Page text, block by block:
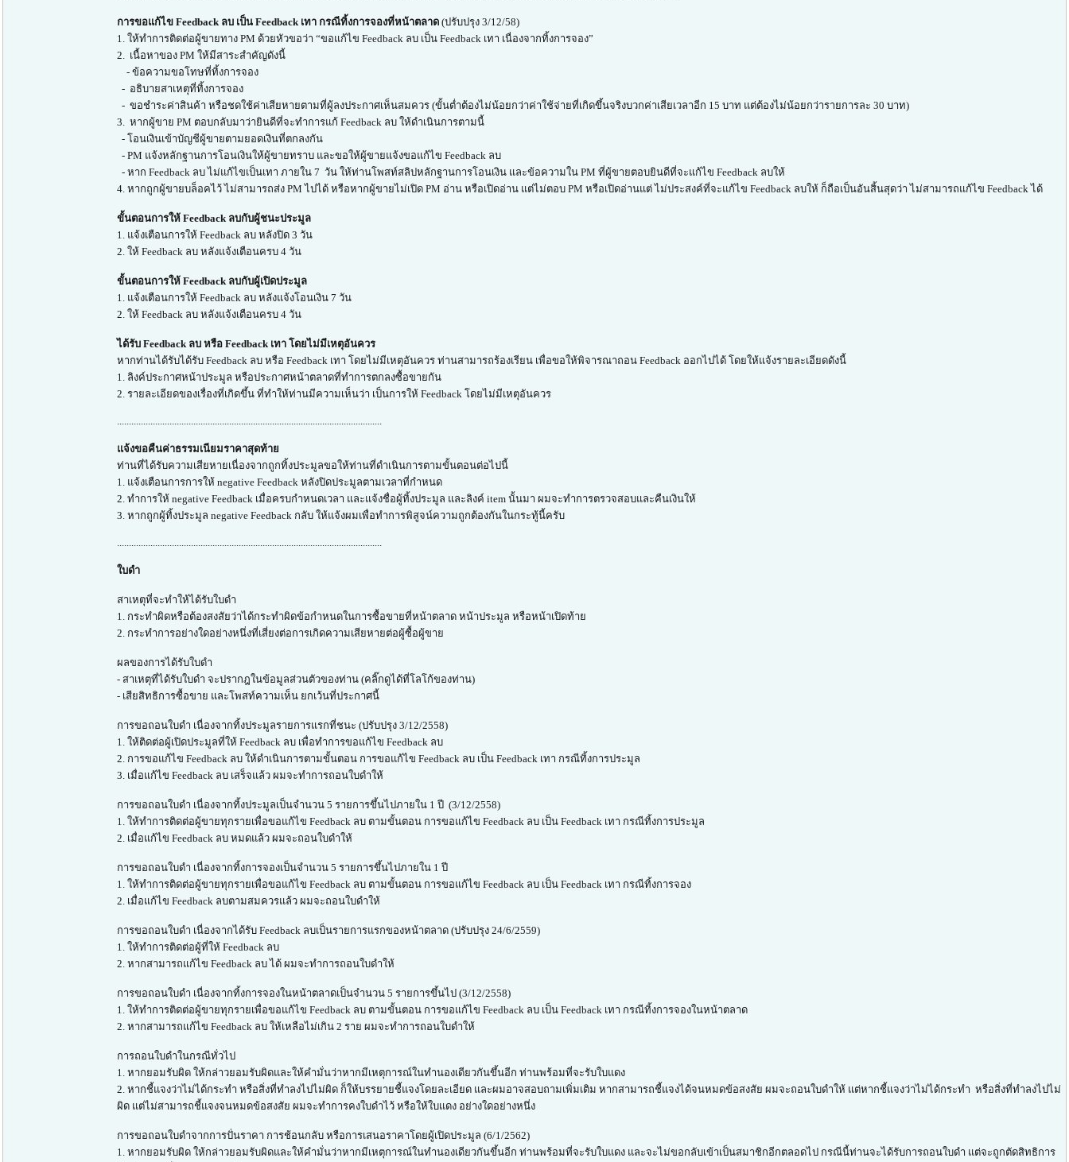
การขอแก้ไข Feedback ลบ เป็น Feedback เทา กรณีทิ้งการจองที่หน้าตลาด (ปรับปรุง 3/12/58)
1. ให้ทำการติดต่อผู้ขายทาง PM ด้วยหัวขอว่า “ขอแก้ไข Feedback ลบ เป็น Feedback เทา เนื่องจากทิ้งการจอง”
2. เนื้อหาของ PM ให้มีสาระสำคัญดังนี้
- ข้อความขอโทษที่ทิ้งการจอง
- อธิบายสาเหตุที่ทิ้งการจอง
- ขอชำระค่าสินค้า หรือชดใช้ค่าเสียหายตามที่ผู้ลงประกาศเห็นสมควร (ขั้นต่ำต้องไม่น้อยกว่าค่าใช้จ่ายที่เกิดขึ้นจริงบวกค่าเสียเวลาอีก 15 บาท แต่ต้องไม่น้อยกว่ารายการละ 30 บาท)
3. หากผู้ขาย PM ตอบกลับมาว่ายินดีที่จะทำการแก้ Feedback ลบ ให้ดำเนินการตามนี้
- โอนเงินเข้าบัญชีผู้ขายตามยอดเงินที่ตกลงกัน
- PM แจ้งหลักฐานการโอนเงินให้ผู้ขายทราบ และขอให้ผู้ขายแจ้งขอแก้ไข Feedback ลบ
- หาก Feedback ลบ ไม่แก้ไขเป็นเทา ภายใน 7 วัน ให้ท่านโพสท์สลิปหลักฐานการโอนเงิน และข้อความใน PM ที่ผู้ขายตอบยินดีที่จะแก้ไข Feedback ลบให้
4. หากถูกผู้ขายบล็อคไว้ ไม่สามารถส่ง PM ไปได้ หรือหากผู้ขายไม่เปิด PM อ่าน หรือเปิดอ่าน แต่ไม่ตอบ PM หรือเปิดอ่านแต่ ไม่ประสงค์ที่จะแก้ไข Feedback ลบให้ ก็ถือเป็นอันสิ้นสุดว่า ไม่สามารถแก้ไข Feedback ได้
ขั้นตอนการให้ Feedback ลบกับผู้ชนะประมูล
1. แจ้งเตือนการให้ Feedback ลบ หลังปิด 3 วัน
2. ให้ Feedback ลบ หลังแจ้งเตือนครบ 4 วัน
ขั้นตอนการให้ Feedback ลบกับผู้เปิดประมูล
1. แจ้งเตือนการให้ Feedback ลบ หลังแจ้งโอนเงิน 7 วัน
2. ให้ Feedback ลบ หลังแจ้งเตือนครบ 4 วัน
ได้รับ Feedback ลบ หรือ Feedback เทา โดยไม่มีเหตุอันควร
หากท่านได้รับได้รับ Feedback ลบ หรือ Feedback เทา โดยไม่มีเหตุอันควร ท่านสามารถร้องเรียน เพื่อขอให้พิจารณาถอน Feedback ออกไปได้ โดยให้แจ้งรายละเอียดดังนี้
1. ลิงค์ประกาศหน้าประมูล หรือประกาศหน้าตลาดที่ทำการตกลงซื้อขายกัน
2. รายละเอียดของเรื่องที่เกิดขึ้น ที่ทำให้ท่านมีความเห็นว่า เป็นการให้ Feedback โดยไม่มีเหตุอันควร
...............................................................................................................
แจ้งขอคืนค่าธรรมเนียมราคาสุดท้าย
ท่านที่ได้รับความเสียหายเนื่องจากถูกทิ้งประมูลขอให้ท่านที่ดำเนินการตามขั้นตอนต่อไปนี้
1. แจ้งเตือนการการให้ negative Feedback หลังปิดประมูลตามเวลาที่กำหนด
2. ทำการให้ negative Feedback เมื่อครบกำหนดเวลา และแจ้งชื่อผู้ทิ้งประมูล และลิงค์ item นั้นมา ผมจะทำการตรวจสอบและคืนเงินให้
3. หากถูกผู้ทิ้งประมูล negative Feedback กลับ ให้แจ้งผมเพื่อทำการพิสูจน์ความถูกต้องกันในกระทู้นี้ครับ
...............................................................................................................
ใบดำ
สาเหตุที่จะทำให้ได้รับใบดำ
1. กระทำผิดหรือต้องสงสัยว่าได้กระทำผิดข้อกำหนดในการซื้อขายที่หน้าตลาด หน้าประมูล หรือหน้าเปิดท้าย
2. กระทำการอย่างใดอย่างหนึ่งที่เสี่ยงต่อการเกิดความเสียหายต่อผู้ซื้อผู้ขาย
ผลของการได้รับใบดำ
- สาเหตุที่ได้รับใบดำ จะปรากฎในข้อมูลส่วนตัวของท่าน (คลิ๊กดูได้ที่โลโก้ของท่าน)
- เสียสิทธิการซื้อขาย และโพสท์ความเห็น ยกเว้นที่ประกาศนี้
การขอถอนใบดำ เนื่องจากทิ้งประมูลรายการแรกที่ชนะ (ปรับปรุง 3/12/2558)
1. ให้ติดต่อผู้เปิดประมูลที่ให้ Feedback ลบ เพื่อทำการขอแก้ไข Feedback ลบ
2. การขอแก้ไข Feedback ลบ ให้ดำเนินการตามขั้นตอน การขอแก้ไข Feedback ลบ เป็น Feedback เทา กรณีทิ้งการประมูล
3. เมื่อแก้ไข Feedback ลบ เสร็จแล้ว ผมจะทำการถอนใบดำให้
การขอถอนใบดำ เนื่องจากทิ้งประมูลเป็นจำนวน 5 รายการขึ้นไปภายใน 1 ปี (3/12/2558)
1. ให้ทำการติดต่อผู้ขายทุกรายเพื่อขอแก้ไข Feedback ลบ ตามขั้นตอน การขอแก้ไข Feedback ลบ เป็น Feedback เทา กรณีทิ้งการประมูล
2. เมื่อแก้ไข Feedback ลบ หมดแล้ว ผมจะถอนใบดำให้
การขอถอนใบดำ เนื่องจากทิ้งการจองเป็นจำนวน 5 รายการขึ้นไปภายใน 1 ปี
1. ให้ทำการติดต่อผู้ขายทุกรายเพื่อขอแก้ไข Feedback ลบ ตามขั้นตอน การขอแก้ไข Feedback ลบ เป็น Feedback เทา กรณีทิ้งการจอง
2. เมื่อแก้ไข Feedback ลบตามสมควรแล้ว ผมจะถอนใบดำให้
การขอถอนใบดำ เนื่องจากได้รับ Feedback ลบเป็นรายการแรกของหน้าตลาด (ปรับปรุง 24/6/2559)
1. ให้ทำการติดต่อผู้ที่ให้ Feedback ลบ
2. หากสามารถแก้ไข Feedback ลบ ได้ ผมจะทำการถอนใบดำให้
การขอถอนใบดำ เนื่องจากทิ้งการจองในหน้าตลาดเป็นจำนวน 5 รายการขึ้นไป (3/12/2558)
1. ให้ทำการติดต่อผู้ขายทุกรายเพื่อขอแก้ไข Feedback ลบ ตามขั้นตอน การขอแก้ไข Feedback ลบ เป็น Feedback เทา กรณีทิ้งการจองในหน้าตลาด
2. หากสามารถแก้ไข Feedback ลบ ให้เหลือไม่เกิน 2 ราย ผมจะทำการถอนใบดำให้
การถอนใบดำในกรณีทั่วไป
1. หากยอมรับผิด ให้กล่าวยอมรับผิดและให้คำมั่นว่าหากมีเหตุการณ์ในทำนองเดียวกันขึ้นอีก ท่านพร้อมที่จะรับใบแดง
2. หากชี้แจงว่าไม่ได้กระทำ หรือสิ่งที่ทำลงไปไม่ผิด ก็ให้บรรยายชี้แจงโดยละเอียด และผมอาจสอบถามเพิ่มเติม หากสามารถชี้แจงได้จนหมดข้อสงสัย ผมจะถอนใบดำให้ แต่หากชี้แจงว่าไม่ได้กระทำ หรือสิ่งที่ทำลงไปไม่
ผิด แต่ไม่สามารถชี้แจงจนหมดข้อสงสัย ผมจะทำการคงใบดำไว้ หรือให้ใบแดง อย่างใดอย่างหนึ่ง
การขอถอนใบดำจากการปั่นราคา การช้อนกลับ หรือการเสนอราคาโดยผู้เปิดประมูล (6/1/2562)
1. หากยอมรับผิด ให้กล่าวยอมรับผิดและให้คำมั่นว่าหากมีเหตุการณ์ในทำนองเดียวกันขึ้นอีก ท่านพร้อมที่จะรับใบแดง และจะไม่ขอกลับเข้าเป็นสมาชิกอีกตลอดไป กรณีนี้ท่านจะได้รับการถอนใบดำ แต่จะถูกตัดสิทธิการ